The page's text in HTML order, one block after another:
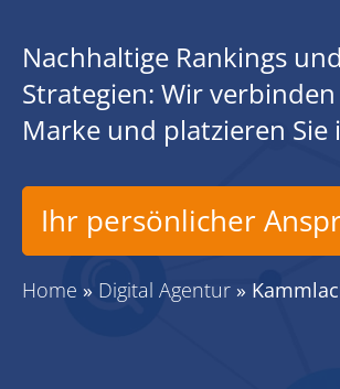
Nachhaltige Rankings
Strategien: Wir
Marke und platzieren
Ihr persönlicher
Home » Digital Agentur »